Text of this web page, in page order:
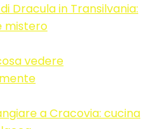
Dracula in Transilvania:
mistero
vedere
a Cracovia: cucina